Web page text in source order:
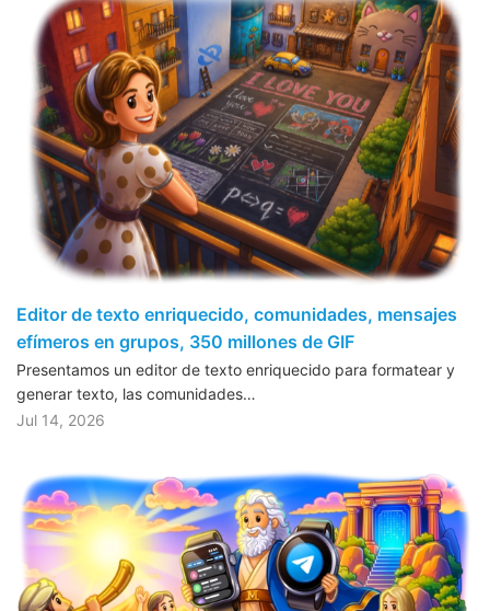
Editor de texto enriquecido, comunidades, mensajes
efímeros en grupos, 350 millones de GIF
Presentamos un editor de texto enriquecido para formatear y
generar texto, las comunidades…
Jul 14, 2026